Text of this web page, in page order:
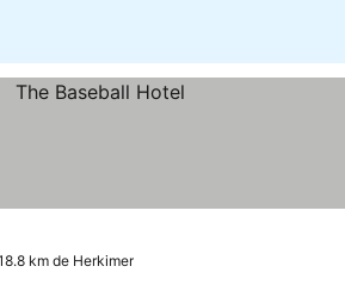
km de Herkimer